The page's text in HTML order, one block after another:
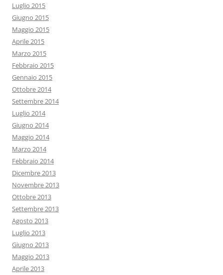
Luglio 2015
Giugno 2015
Maggio 2015
Aprile 2015
Marzo 2015
Febbraio 2015
Gennaio 2015
Ottobre 2014
Settembre 2014
Luglio 2014
Giugno 2014
Maggio 2014
Marzo 2014
Febbraio 2014
Dicembre 2013
Novembre 2013
Ottobre 2013
Settembre 2013
Agosto 2013
Luglio 2013
Giugno 2013
Maggio 2013
Aprile 2013